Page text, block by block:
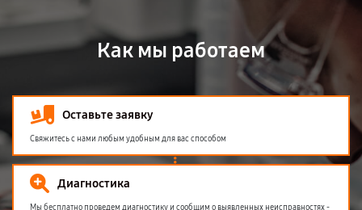
Как мы работаем
Оставьте заявку
Свяжитесь с нами любым удобным для вас способом
Диагностика
Мы бесплатно проведем диагностику и сообщим о выявленных неисправностях -